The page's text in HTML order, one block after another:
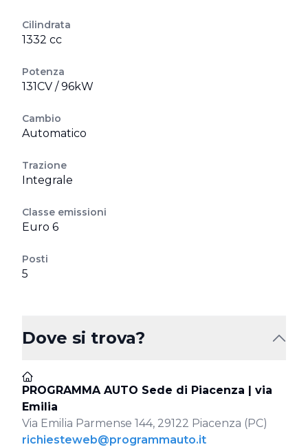
Cilindrata
1332 cc
Potenza
131CV / 96kW
Cambio
Automatico
Trazione
Integrale
Classe emissioni
Euro 6
Posti
5
Dove si trova?
PROGRAMMA AUTO Sede di Piacenza | via
Emilia
Via Emilia Parmense 144, 29122 Piacenza (PC)
richiesteweb@programmauto.it